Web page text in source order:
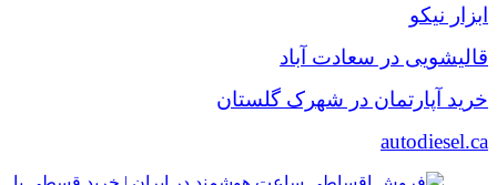
ابزار نیکو
قالیشویی در سعادت آباد
خرید آپارتمان در شهرک گلستان
autodiesel.ca